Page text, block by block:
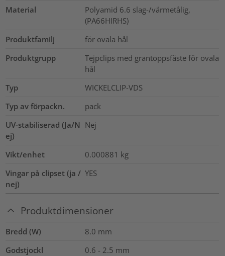
Material
Polyamid 6.6 slag-/värmetålig,
(PA66HIRHS)
Produktfamilj
för ovala hål
Produktgrupp
Tejpclips med grantoppsfäste för ovala
hål
Typ
WICKELCLIP-VDS
Typ av förpackn.
pack
UV-stabiliserad (Ja/N
ej)
Nej
Vikt/enhet 0.000881 kg
Vingar på clipset (ja /
nej)
YES
Produktdimensioner
Bredd (W) 8.0 mm
Godstjockl
0.6 - 2.5 mm